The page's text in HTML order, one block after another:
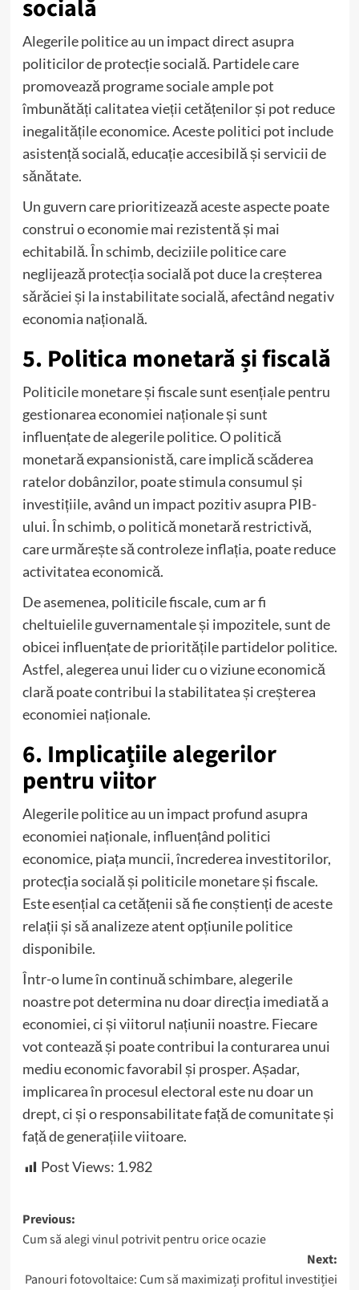
socială
Alegerile politice au un impact direct asupra
politicilor de protecție socială. Partidele care
promovează programe sociale ample pot
îmbunătăți calitatea vieții cetățenilor și pot reduce
inegalitățile economice. Aceste politici pot include
asistență socială, educație accesibilă și servicii de
sănătate.
Un guvern care prioritizează aceste aspecte poate
construi o economie mai rezistentă și mai
echitabilă. În schimb, deciziile politice care
neglijează protecția socială pot duce la creșterea
sărăciei și la instabilitate socială, afectând negativ
economia națională.
5. Politica monetară și fiscală
Politicile monetare și fiscale sunt esențiale pentru
gestionarea economiei naționale și sunt
influențate de alegerile politice. O politică
monetară expansionistă, care implică scăderea
ratelor dobânzilor, poate stimula consumul și
investițiile, având un impact pozitiv asupra PIB-
ului. În schimb, o politică monetară restrictivă,
care urmărește să controleze inflația, poate reduce
activitatea economică.
De asemenea, politicile fiscale, cum ar fi
cheltuielile guvernamentale și impozitele, sunt de
obicei influențate de prioritățile partidelor politice.
Astfel, alegerea unui lider cu o viziune economică
clară poate contribui la stabilitatea și creșterea
economiei naționale.
6. Implicațiile alegerilor
pentru viitor
Alegerile politice au un impact profund asupra
economiei naționale, influențând politici
economice, piața muncii, încrederea investitorilor,
protecția socială și politicile monetare și fiscale.
Este esențial ca cetățenii să fie conștienți de aceste
relații și să analizeze atent opțiunile politice
disponibile.
Într-o lume în continuă schimbare, alegerile
noastre pot determina nu doar direcția imediată a
economiei, ci și viitorul națiunii noastre. Fiecare
vot contează și poate contribui la conturarea unui
mediu economic favorabil și prosper. Așadar,
implicarea în procesul electoral este nu doar un
drept, ci și o responsabilitate față de comunitate și
față de generațiile viitoare.
Post Views: 1.982
Post
navigation
Previous:
Cum să alegi vinul potrivit pentru orice ocazie
Next:
Panouri fotovoltaice: Cum să maximizați profitul investiției